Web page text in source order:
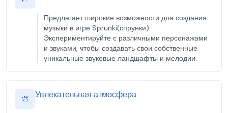
Предлагает широкие возможности для создания
музыки в игре Sprunki(спрунки).
Экспериментируйте с различными персонажами
и звуками, чтобы создавать свои собственные
уникальные звуковые ландшафты и мелодии.
🎨 Увлекательная атмосфера